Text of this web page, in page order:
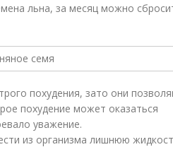
льна, за месяц можно
похудения, зато они
похудение может оказаться
уважение.
из организма лишнюю